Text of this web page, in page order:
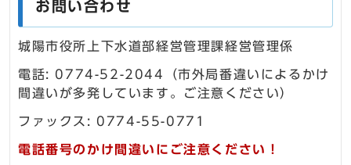
お問い合わせ
城陽市役所上下水道部経営管理課経営管理係
電話: 0774-52-2044（市外局番違いによるかけ
間違いが多発しています。ご注意ください）
ファックス: 0774-55-0771
電話番号のかけ間違いにご注意ください！